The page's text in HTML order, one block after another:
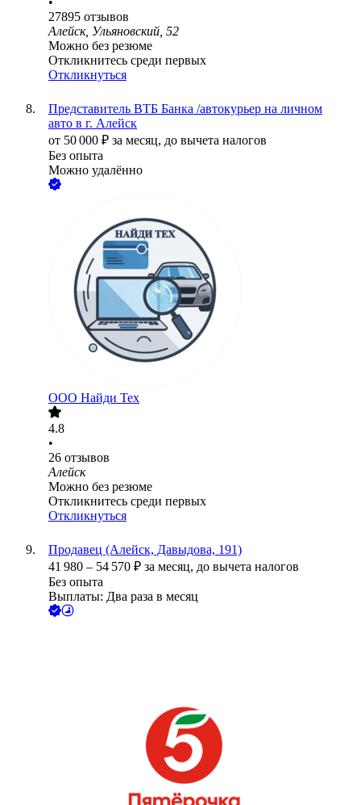
27895 отзывов
Алейск, Ульяновский, 52
Можно без резюме
Откликнитесь среди первых
Откликнуться
Представитель ВТБ Банка /автокурьер на личном
авто в г. Алейск
от 50 000 ₽ за месяц, до вычета налогов
Без опыта
Можно удалённо
ООО Найди Тех
4.8
•
26 отзывов
Алейск
Можно без резюме
Откликнитесь среди первых
Откликнуться
Продавец (Алейск, Давыдова, 191)
41 980 – 54 570 ₽ за месяц, до вычета налогов
Без опыта
Выплаты: Два раза в месяц